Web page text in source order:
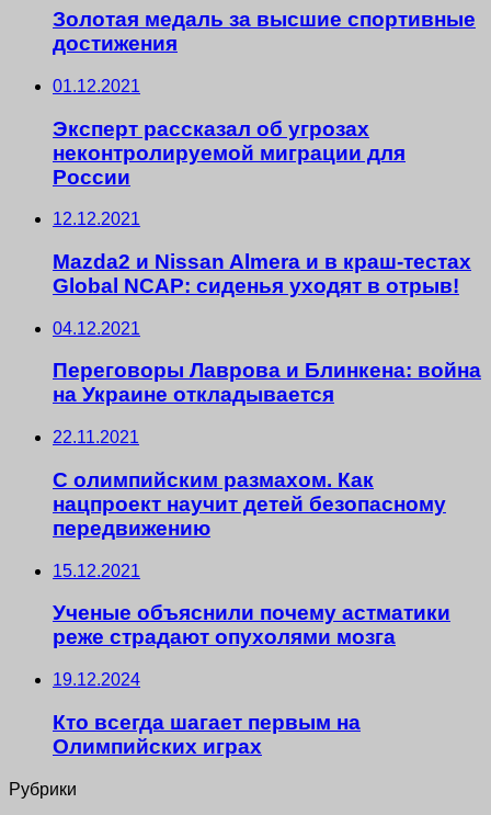
Золотая медаль за высшие спортивные
достижения
01.12.2021
Эксперт рассказал об угрозах
неконтролируемой миграции для
России
12.12.2021
Mazda2 и Nissan Almera и в краш-тестах
Global NCAP: сиденья уходят в отрыв!
04.12.2021
Переговоры Лаврова и Блинкена: война
на Украине откладывается
22.11.2021
С олимпийским размахом. Как
нацпроект научит детей безопасному
передвижению
15.12.2021
Ученые объяснили почему астматики
реже страдают опухолями мозга
19.12.2024
Кто всегда шагает первым на
Олимпийских играх
Рубрики